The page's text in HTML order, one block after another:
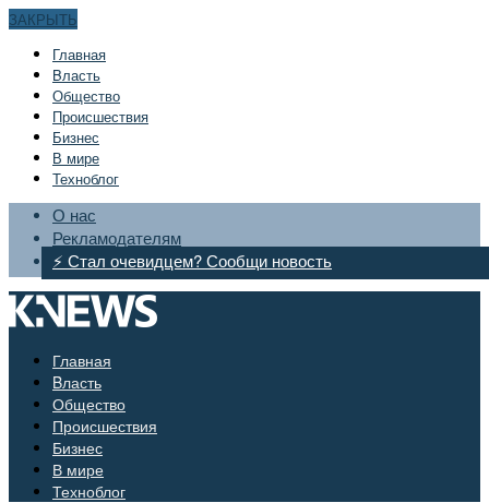
ЗАКРЫТЬ
Главная
Bласть
Общество
Происшествия
Бизнес
В мире
Техноблог
О нас
Рекламодателям
⚡ Стал очевидцем? Сообщи новость
Главная
Bласть
Общество
Происшествия
Бизнес
В мире
Техноблог